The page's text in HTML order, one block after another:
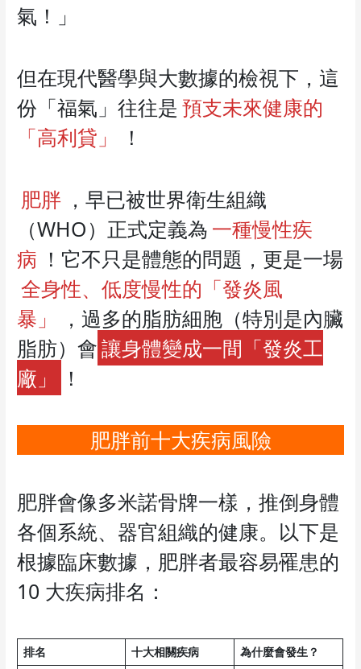
氣！」
但在現代醫學與大數據的檢視下，這
份「福氣」往往是 預支未來健康的
「高利貸」
！
肥胖 ，早已被世界衛生組織
（WHO）正式定義為 一種慢性疾
病 ！它不只是體態的問題，更是一場
全身性、低度慢性的「發炎風
暴」
，過多的脂肪細胞（特別是內臟
脂肪）會讓身體變成一間「發炎工
廠」
！
肥胖前十大疾病風險
肥胖會像多米諾骨牌一樣，推倒身體
各個系統、器官組織的健康。以下是
根據臨床數據，肥胖者最容易罹患的
10 大疾病排名：
排名 十大相關疾病 為什麼會發生？